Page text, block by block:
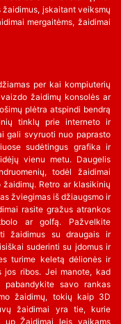
įskaitant veiksmų
mergaitėms, žaidimai
per kai kompiuterių
žaidimų konsolės ar
plėtra atspindi bendrą
tinklų prie interneto ir
gali svyruoti nuo paprasto
sudėtingus grafika ir
vienu metu. Daugelis
todėl žaidimai
Retro ar klasikinių
žviegimas iš džiaugsmo ir
rasite gražus atrankos
ar golfą. Pažvelkite
žaidimus su draugais ir
suderinti su įdomus ir
turime keletą dėlionės ir
jos ribos. Jei manote, kad
savo rankas
žaidimų, tokių kaip 3D
žaidimai yra tie, kurie
Žaidimai leis vaikams